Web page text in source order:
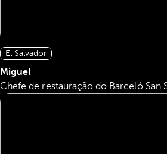
El Salvador
Miguel
Chefe de restauração do Barceló San